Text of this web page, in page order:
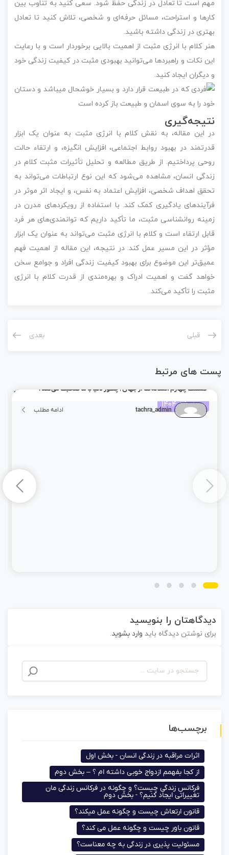
مهم است تا تعادل در زندگی حفظ شود. سعی کنید به تناوب بین
کارها و استراحت، مسائل حرفه‌ای و شخصی، تلاش کنید تا تعادل
بهتری در زندگی داشته باشید.
هنر کلام با انرژی مثبت از اهمیت بالایی برخوردار است و با رعایت
این نکات و راهبردها می‌توانید بهبودی مثبت در کیفیت زندگی خود
و دیگران ایجاد کنید.
نتیجه‌گیری
در این مقاله، به نقش کلام با انرژی مثبت به عنوان یک ابزار
قدرتمند در بهبود روابط اجتماعی، افزایش انگیزه، و ارتقاء حالت
روحی پرداختیم. از طریق مطالعه و تحلیل تأثیرات مثبت کلام در
زندگی انسان، مشاهده می‌شود که این نوع ارتباطات می‌تواند به
تحقق اهداف شخصی، افزایش اعتماد به نفس، و ایجاد اثر موثر در
فرآیندهای یادگیری کمک کند. با استفاده از رویکردهای مدرن در
زمینه روانشناسی مثبت، ما تأکید داریم که توانمندی‌های هر فرد
قابل ارتقاء است و کلام با انرژی مثبت می‌تواند به عنوان یک ابزار
مؤثر در این مسیر عمل کند. در نتیجه، این مقاله از اهمیت فهم
عمیق‌تر این موضوع برای بهبود کیفیت زندگی افراد و جوامع سخن
خواهد گفت و اهمیت ادراک و بهره‌مندی از قدرت کلام با انرژی
مثبت را تأکید می‌کند.
قبلی بعدی
پست های مرتبط
مرداد 26, 1404
قسمت چهارم :نشانه‌ها از جهان | چطور دنیا با ما صحبت می‌کند؟
tachra_admin ادامه مطلب
دیدگاهتان را بنویسید
برای نوشتن دیدگاه بایدوارد بشوید.
برچسب‌ها
اثرات مراقبه در زندگی انسان - بخش اول
از کجا بفهمم ازدواج خوبی داشته ام ؟ – بخش دوم
فرکانس زندگی چیست؟ و چگونه در فرکانس زندگی مان
تغییراتی ایجاد کنیم؟ - بخش دوم
قانون ارتعاش چیست و چگونه عمل میکند؟
قانون باور چیست و چگونه عمل می کند؟
مسئولیت پذیری در زندگی به چه معناست؟